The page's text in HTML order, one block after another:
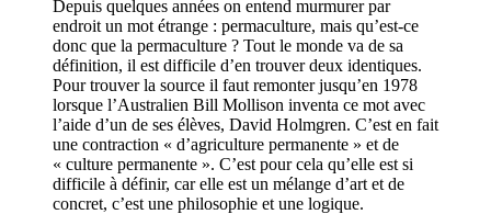
Depuis quelques années on entend murmurer par
endroit un mot étrange : permaculture, mais qu’est-ce
donc que la permaculture ? Tout le monde va de sa
définition, il est difficile d’en trouver deux identiques.
Pour trouver la source il faut remonter jusqu’en 1978
lorsque l’Australien Bill Mollison inventa ce mot avec
l’aide d’un de ses élèves, David Holmgren. C’est en fait
une contraction « d’agriculture permanente » et de
« culture permanente ». C’est pour cela qu’elle est si
difficile à définir, car elle est un mélange d’art et de
concret, c’est une philosophie et une logique.